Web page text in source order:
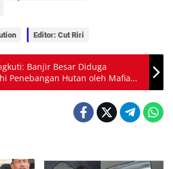
Editor: Cut Riri
Banjir Besar Diduga
Penebangan Hutan oleh Mafia
Manusia yang Kotor